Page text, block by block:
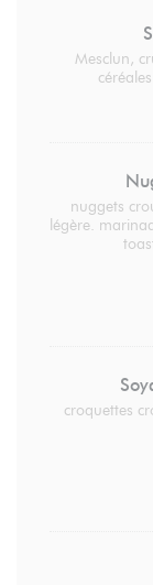
Mesclun,
nuggets
légère.
croquettes